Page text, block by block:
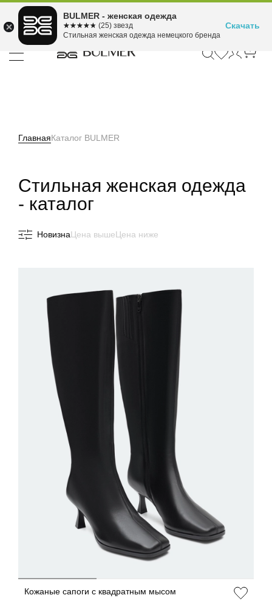
Подели оплату на 4
платежа ⓘ
Для покупок от 300 ₽ до 30,000 ₽
ГлавнаяКаталог BULMER
Стильная женская одежда
- каталог
Каталог
НовизнаЦена вышеЦена ниже
Кожаные сапоги с квадратным мысом
BULMER - женская одежда
☆☆☆☆☆
★★★★★ (25) звезд
Стильная женская одежда немецкого бренда
Скачать